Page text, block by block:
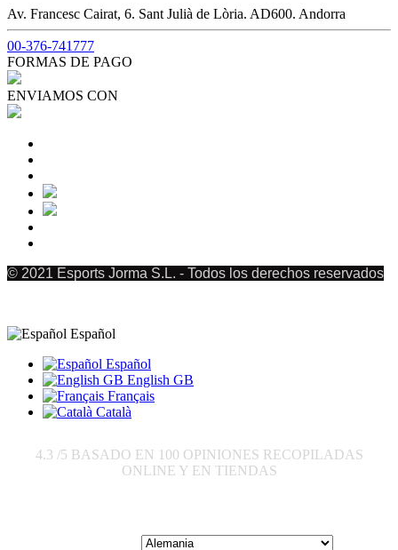
Av. Francesc Cairat, 6. Sant Julià de Lòria. AD600. Andorra
00-376-741777
FORMAS DE PAGO
ENVIAMOS CON
© 2021 Esports Jorma S.L. - Todos los derechos reservados
Español
Español
English GB
Français
Català
4.3 /5 BASADO EN 100 OPINIONES RECOPILADAS
ONLINE Y EN TIENDAS